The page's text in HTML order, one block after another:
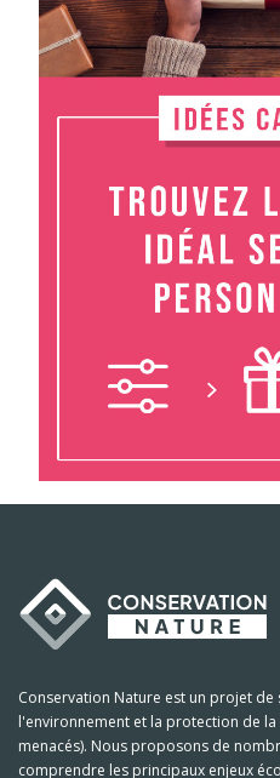
Conservation Nature est un projet
l'environnement et la protection de
menacés). Nous proposons de
comprendre les principaux enjeux